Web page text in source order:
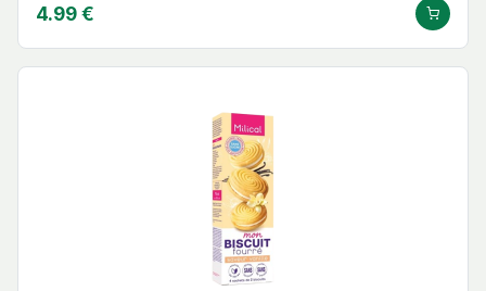
4.99 €